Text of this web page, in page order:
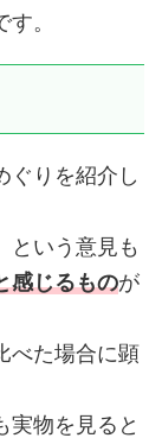
。
ぐりを紹介し
という意見も
感じるものが
べた場合に顕
実物を見ると